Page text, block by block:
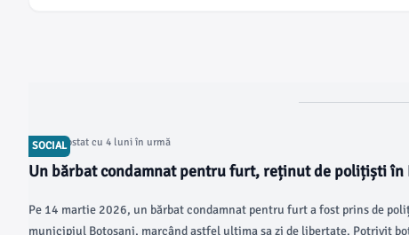
SOCIAL
Articol postat cu 4 luni în urmă
Un bărbat condamnat pentru furt, reținut de polițiști în
Pe 14 martie 2026, un bărbat condamnat pentru furt a fost prins de
municipiul Botoșani, marcând astfel ultima sa zi de libertate. Potrivit